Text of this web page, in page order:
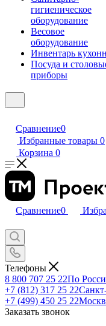
гигиеническое
оборудование
Весовое
оборудование
Инвентарь
Посуда и
приборы
Сравнение0
Избранные товары 0
Корзина 0
Сравнение0
Телефоны
8 800 707 25 22По
+7 (812) 317 25 22
+7 (499) 450 25 22
Заказать звонок